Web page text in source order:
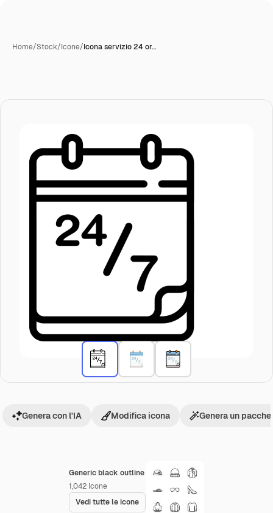
Home/Stock/Icone/Icona servizio 24 or…
Generic black outline
1,042 Icone
Vedi tutte le icone
Genera con l'IA Modifica icona Genera un